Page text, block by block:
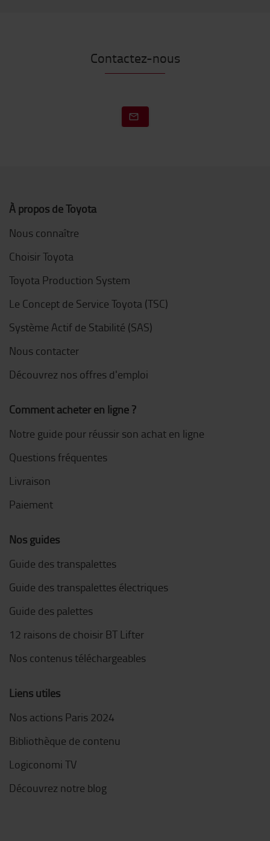
Contactez-nous
À propos de Toyota
Nous connaître
Choisir Toyota
Toyota Production System
Le Concept de Service Toyota (TSC)
Système Actif de Stabilité (SAS)
Nous contacter
Découvrez nos offres d'emploi
Comment acheter en ligne ?
Notre guide pour réussir son achat en ligne
Questions fréquentes
Livraison
Paiement
Nos guides
Guide des transpalettes
Guide des transpalettes électriques
Guide des palettes
12 raisons de choisir BT Lifter
Nos contenus téléchargeables
Liens utiles
Nos actions Paris 2024
Bibliothèque de contenu
Logiconomi TV
Découvrez notre blog